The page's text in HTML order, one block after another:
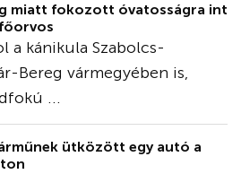
miatt fokozott óvatosságra int
a kánikula Szabolcs-
Bereg vármegyében is,
...
ütközött egy autó a